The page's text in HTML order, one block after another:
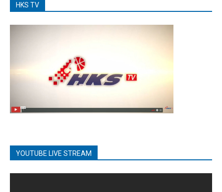
HKS TV
YOUTUBE LIVE STREAM